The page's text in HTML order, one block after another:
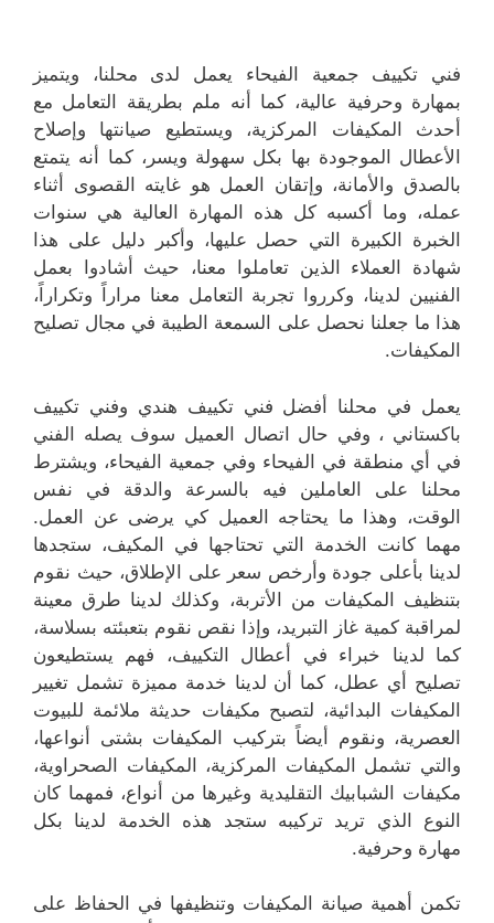
فني تكييف جمعية الفيحاء يعمل لدى محلنا، ويتميز
بمهارة وحرفية عالية، كما أنه ملم بطريقة التعامل مع
أحدث المكيفات المركزية، ويستطيع صيانتها وإصلاح
الأعطال الموجودة بها بكل سهولة ويسر، كما أنه يتمتع
بالصدق والأمانة، وإتقان العمل هو غايته القصوى أثناء
عمله، وما أكسبه كل هذه المهارة العالية هي سنوات
الخبرة الكبيرة التي حصل عليها، وأكبر دليل على هذا
شهادة العملاء الذين تعاملوا معنا، حيث أشادوا بعمل
الفنيين لدينا، وكرروا تجربة التعامل معنا مراراً وتكراراً،
هذا ما جعلنا نحصل على السمعة الطيبة في مجال تصليح
المكيفات.
يعمل في محلنا أفضل فني تكييف هندي وفني تكييف
باكستاني ، وفي حال اتصال العميل سوف يصله الفني
في أي منطقة في الفيحاء وفي جمعية الفيحاء، ويشترط
محلنا على العاملين فيه بالسرعة والدقة في نفس
الوقت، وهذا ما يحتاجه العميل كي يرضى عن العمل.
مهما كانت الخدمة التي تحتاجها في المكيف، ستجدها
لدينا بأعلى جودة وأرخص سعر على الإطلاق، حيث نقوم
بتنظيف المكيفات من الأتربة، وكذلك لدينا طرق معينة
لمراقبة كمية غاز التبريد، وإذا نقص نقوم بتعبئته بسلاسة،
كما لدينا خبراء في أعطال التكييف، فهم يستطيعون
تصليح أي عطل، كما أن لدينا خدمة مميزة تشمل تغيير
المكيفات البدائية، لتصبح مكيفات حديثة ملائمة للبيوت
العصرية، ونقوم أيضاً بتركيب المكيفات بشتى أنواعها،
والتي تشمل المكيفات المركزية، المكيفات الصحراوية،
مكيفات الشبابيك التقليدية وغيرها من أنواع، فمهما كان
النوع الذي تريد تركيبه ستجد هذه الخدمة لدينا بكل
مهارة وحرفية.
تكمن أهمية صيانة المكيفات وتنظيفها في الحفاظ على